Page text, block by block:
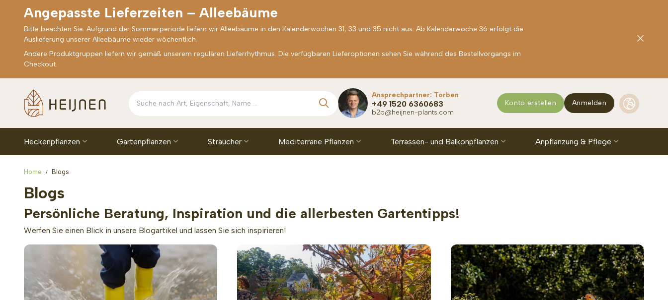
Konto erstellen Anmelden
Ansprechpartner: Torben
+49 1520 6360683
b2b@heijnen-plants.com
Heckenpflanzen Gartenpflanzen Sträucher Mediterrane Pflanzen Terrassen- und Balkonpflanzen Anpflanzung & Pflege
Angepasste Lieferzeiten – Alleebäume
Bitte beachten Sie: Aufgrund der Sommerperiode liefern wir Alleebäume in den Kalenderwochen 31, 33 und 35 nicht aus. Ab Kalenderwoche 36 erfolgt die
Auslieferung unserer Alleebäume wieder wöchentlich.
Andere Produktgruppen liefern wir gemäß unserem regulären Lieferrhythmus. Die verfügbaren Lieferoptionen sehen Sie während des Bestellvorgangs im
Checkout.
Home Blogs
Blogs
Persönliche Beratung, Inspiration und die allerbesten Gartentipps!
Werfen Sie einen Blick in unsere Blogartikel und lassen Sie sich inspirieren!